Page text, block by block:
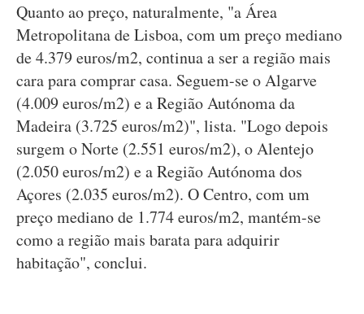
Quanto ao preço, naturalmente, "a Área
Metropolitana de Lisboa, com um preço mediano
de 4.379 euros/m2, continua a ser a região mais
cara para comprar casa. Seguem-se o Algarve
(4.009 euros/m2) e a Região Autónoma da
Madeira (3.725 euros/m2)", lista. "Logo depois
surgem o Norte (2.551 euros/m2), o Alentejo
(2.050 euros/m2) e a Região Autónoma dos
Açores (2.035 euros/m2). O Centro, com um
preço mediano de 1.774 euros/m2, mantém-se
como a região mais barata para adquirir
habitação", conclui.